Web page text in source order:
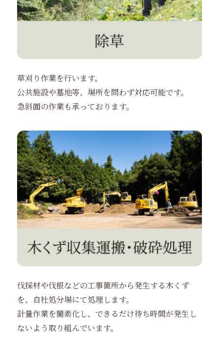
草刈り作業を行います。
公共施設や墓地等、場所を問わず対応可能です。
急斜面の作業も承っております。
伐採材や伐根などの工事箇所から発生する木くず
を、自社処分場にて処理します。
計量作業を簡素化し、できるだけ待ち時間が発生し
ないよう取り組んでいます。